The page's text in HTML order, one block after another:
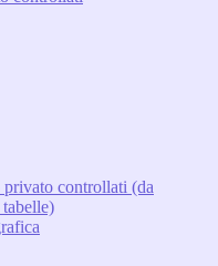
controllati (da